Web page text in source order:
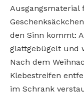
Ausgangsmaterial
den Sinn kommt:
glattgebügelt und
Nach dem
Klebestreifen
im Schrank